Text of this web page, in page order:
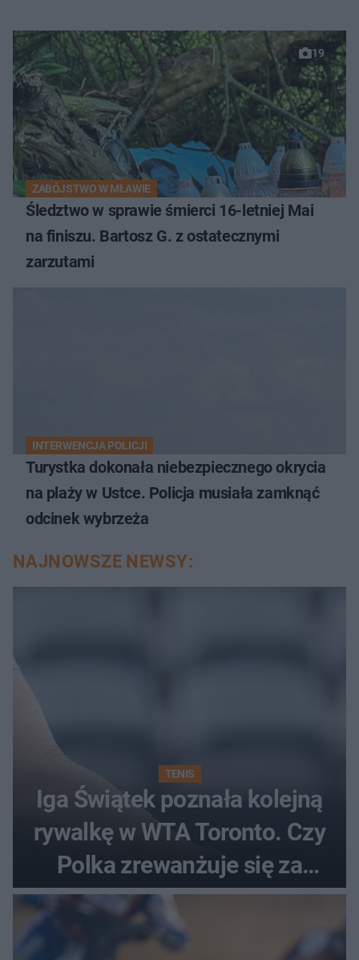
19
ZABÓJSTWO W MŁAWIE
Śledztwo w sprawie śmierci 16-letniej Mai
na finiszu. Bartosz G. z ostatecznymi
zarzutami
INTERWENCJA POLICJI
Turystka dokonała niebezpiecznego okrycia
na plaży w Ustce. Policja musiała zamknąć
odcinek wybrzeża
NAJNOWSZE NEWSY:
TENIS
Iga Świątek poznała kolejną
rywalkę w WTA Toronto. Czy
Polka zrewanżuje się za
ostatnią porażkę?